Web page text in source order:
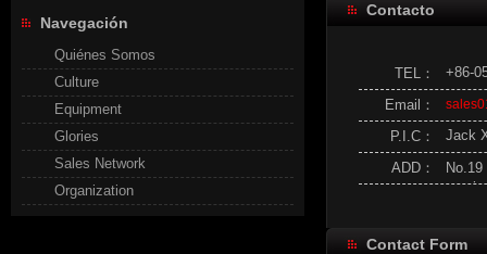
Contacto
TEL：
+86-
Email：
P.I.C：
Jack
ADD：
Contact Form
Navegación
Quiénes Somos
Culture
Equipment
Glories
Sales Network
Organization